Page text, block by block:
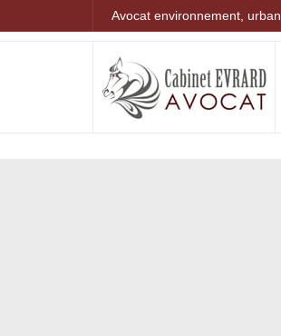
Avocat environnement,